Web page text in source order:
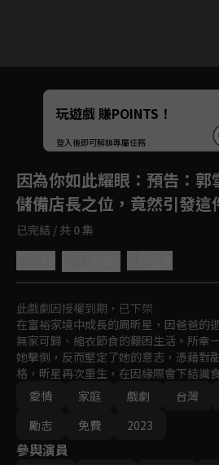
Unmute
玩遊戲 賺POINTS！
登入後即可解鎖專屬任務
因為你如此耀眼 ：預告：
儲備店長之位，竟然引發這
已完結 / 共 0 集
此戲劇因授權到期，已下架
在富裕家境中成長的周昕星，因爸爸的
無家可歸、縮衣節食的艱困生活。所幸
她擊倒，反而堅定了她的意志，憑藉對
格，昕星再次重生，在因緣際會下結識
人展開一段相知相惜的愛情故事。
愛情
家庭 戲劇 台灣
勵志
免費 2023
參與演員